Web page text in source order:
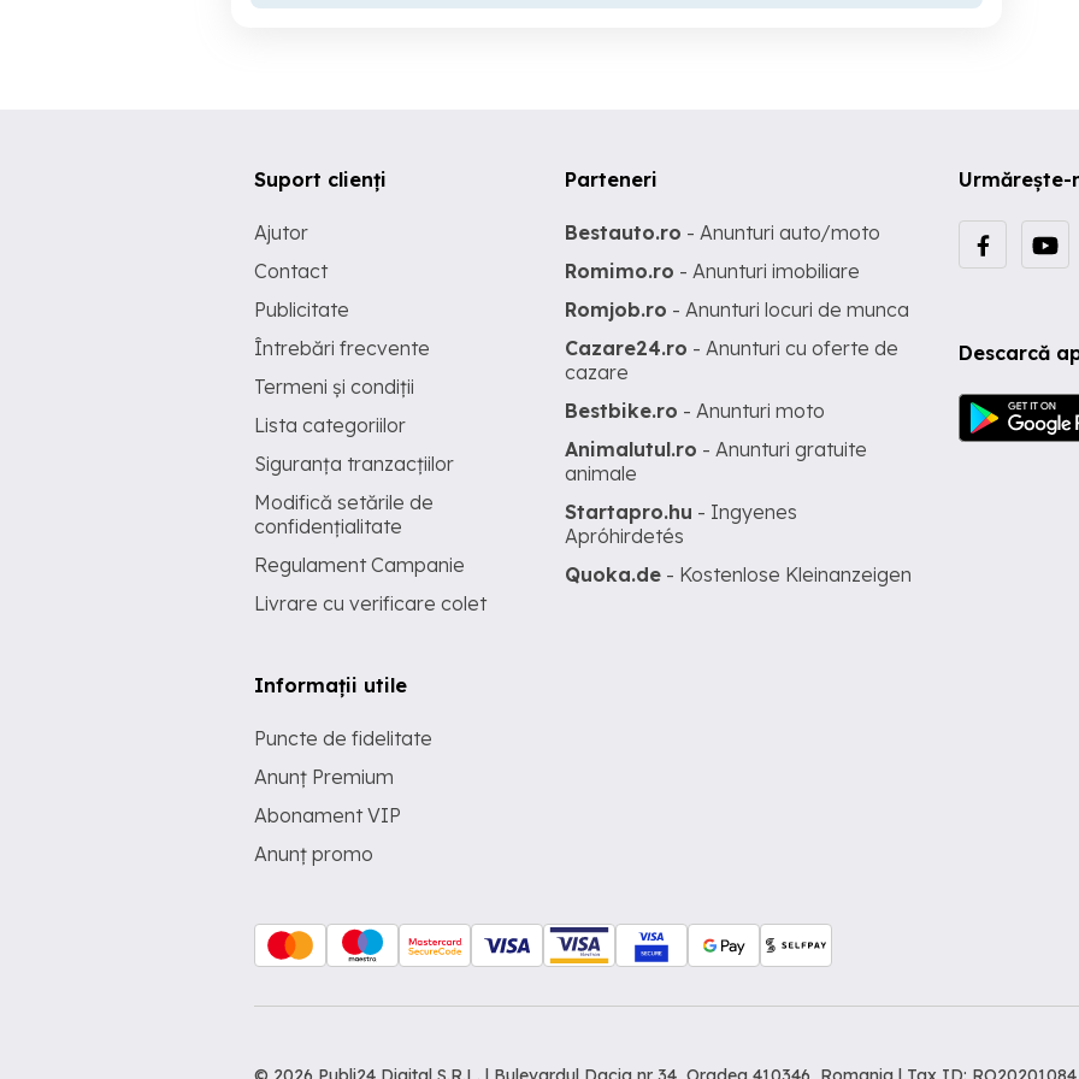
Urmărește-
Descarcă
Suport clienți
Ajutor
Contact
Publicitate
Întrebări frecvente
Termeni și condiții
Lista categoriilor
Siguranța tranzacțiilor
Modifică setările de
confidențialitate
Regulament Campanie
Livrare cu verificare colet
Informații utile
Puncte de fidelitate
Anunț Premium
Abonament VIP
Anunț promo
Parteneri
Bestauto.ro - Anunturi auto/moto
Romimo.ro - Anunturi imobiliare
Romjob.ro - Anunturi locuri de munca
Cazare24.ro - Anunturi cu oferte de
cazare
Bestbike.ro - Anunturi moto
Animalutul.ro - Anunturi gratuite
animale
Startapro.hu - Ingyenes
Apróhirdetés
Quoka.de - Kostenlose Kleinanzeigen